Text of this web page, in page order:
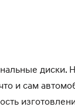
диски.
и сам